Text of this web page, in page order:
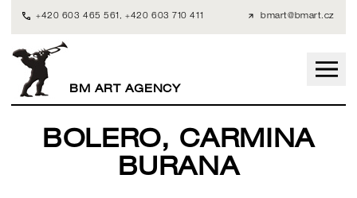
+420 603 465 561 , +420 603 710 411 bmart@bmart.cz
BM ART AGENCY
BOLERO, CARMINA
BURANA